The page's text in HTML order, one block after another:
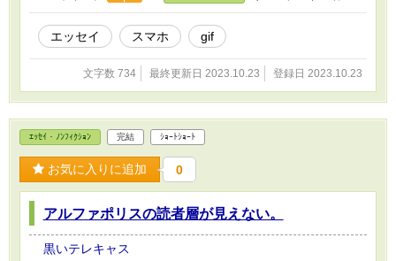
エッセイ スマホ gif
文字数 734 最終更新日 2023.10.23 登録日 2023.10.23
ｴｯｾｲ・ﾉﾝﾌｨｸｼｮﾝ 完結 ｼｮｰﾄｼｮｰﾄ
お気に入りに追加 0
アルファポリスの読者層が見えない。
黒いテレキャス